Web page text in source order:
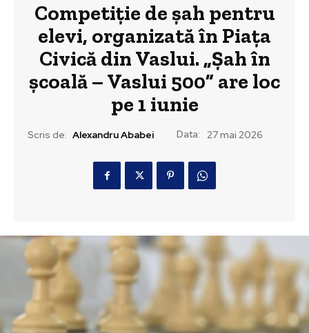
Competiție de șah pentru
elevi, organizată în Piața
Civică din Vaslui. „Șah în
școală – Vaslui 500” are loc
pe 1 iunie
Scris de: Alexandru Ababei Data: 27 mai 2026